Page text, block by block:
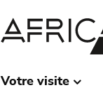
Votre visite